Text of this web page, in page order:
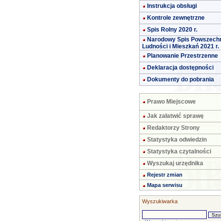
Instrukcja obsługi
Kontrole zewnętrzne
Spis Rolny 2020 r.
Narodowy Spis
Ludności i Mieszkań 2021 r.
Planowanie Przestrzenne
Deklaracja dostępności
Dokumenty do pobrania
Prawo Miejscowe
Jak załatwić sprawę
Redaktorzy Strony
Statystyka odwiedzin
Statystyka czytalności
Wyszukaj urzędnika
Rejestr zmian
Mapa serwisu
Wyszukiwarka